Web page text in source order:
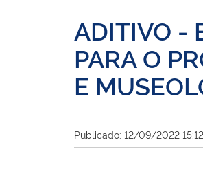
ADITIVO -
PARA O
E
Publicado: 12/09/2022 15:12